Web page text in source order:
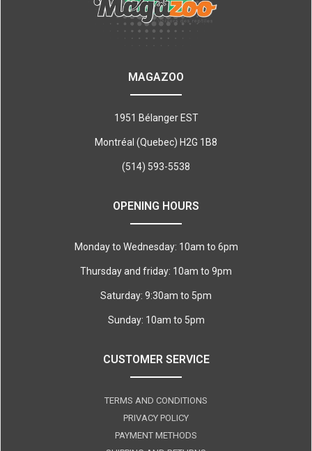
MAGAZOO
1951 Bélanger EST
Montréal (Quebec) H2G 1B8
(514) 593-5538
OPENING HOURS
Monday to Wednesday: 10am to 6pm
Thursday and friday: 10am to 9pm
Saturday: 9:30am to 5pm
Sunday: 10am to 5pm
CUSTOMER SERVICE
TERMS AND CONDITIONS
PRIVACY POLICY
PAYMENT METHODS